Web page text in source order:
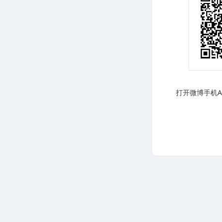
打开微博手机